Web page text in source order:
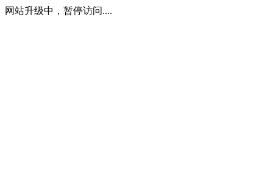
网站升级中，暂停访问....